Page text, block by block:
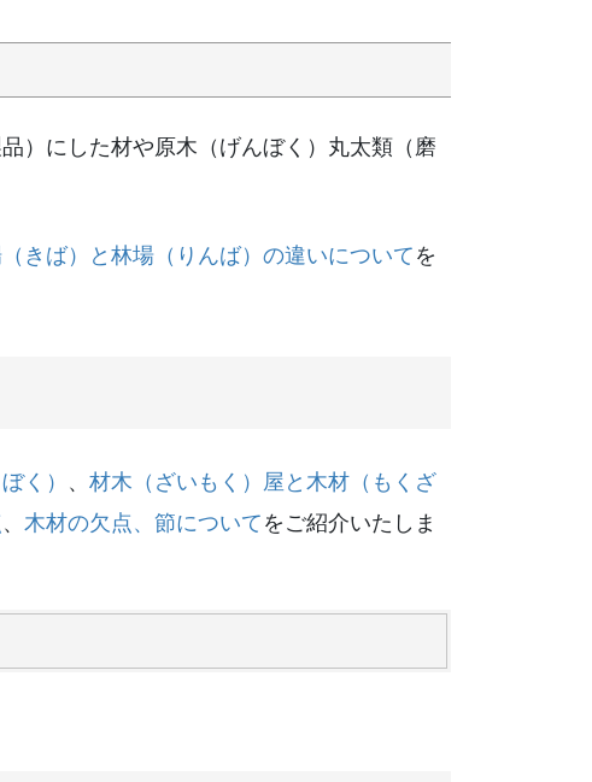
）にした材や原木（げんぼく）丸太類（磨
きば）と林場（りんば）の違いについて を
く） 、 材木（ざいもく）屋と木材（もくざ
、 木材の欠点、節について をご紹介いたしま